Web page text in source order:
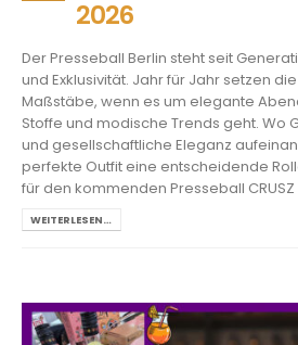
2026
Der Presseball Berlin steht seit
und Exklusivität. Jahr für Jahr setzen
Maßstäbe, wenn es um elegante
Stoffe und modische Trends geht. Wo
und gesellschaftliche Eleganz
perfekte Outfit eine entscheidende
für den kommenden Presseball CRUSZ
WEITERLESEN…